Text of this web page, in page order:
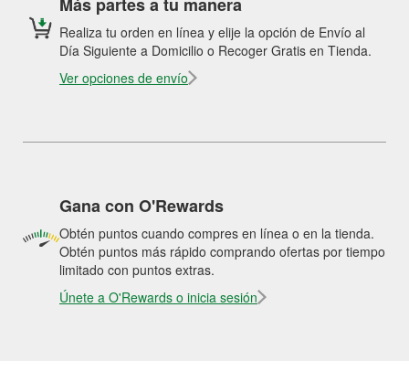
Realiza tu orden en línea y elije la opción de Envío al
Día Siguiente a Domicilio o Recoger Gratis en Tienda.
Ver opciones de envío
Gana con O'Rewards
Obtén puntos cuando compres en línea o en la tienda.
Obtén puntos más rápido comprando ofertas por tiempo
limitado con puntos extras.
Únete a O'Rewards o inicia sesión